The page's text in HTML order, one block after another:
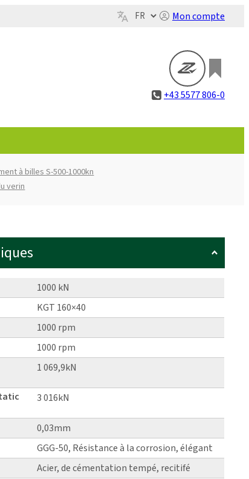
Mon compte
+43 5577 806-0
à billes S-500-1000kn
verin
1000 kN
KGT 160×40
1000 rpm
1000 rpm
1 069,9kN
3 016kN
0,03mm
GGG-50, Résistance à la corrosion, élégant
Acier, de cémentation tempé, recitifé